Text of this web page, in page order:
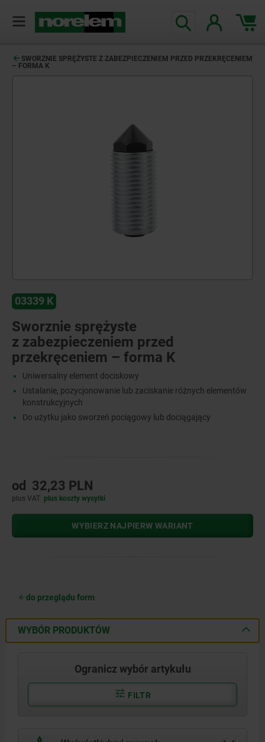
SWORZNIE SPRĘŻYSTE Z ZABEZPIECZENIEM PRZED PRZEKRĘCENIEM
– FORMA K
03339 K
Sworznie sprężyste
z zabezpieczeniem przed
przekręceniem – forma K
Uniwersalny element dociskowy
Ustalanie, pozycjonowanie lub zaciskanie różnych elementów
konstrukcyjnych
Do użytku jako sworzeń pociągowy lub dociągający
od 32,23 PLN
plus VAT plus koszty wysyłki
WYBIERZ NAJPIERW WARIANT
do przeglądu form
WYBÓR PRODUKTÓW
Ogranicz wybór artykułu
FILTR